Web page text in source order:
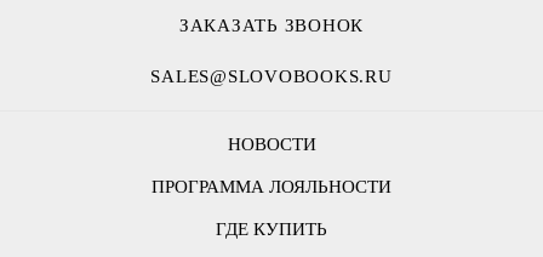
НОВОСТИ
ПРОГРАММА ЛОЯЛЬНОСТИ
ГДЕ КУПИТЬ
ЗАКАЗАТЬ ЗВОНОК
SALES@SLOVOBOOKS.RU